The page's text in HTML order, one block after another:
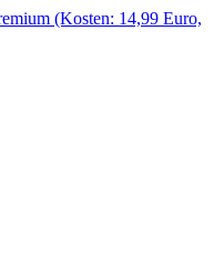
(Kosten: 14,99 Euro,